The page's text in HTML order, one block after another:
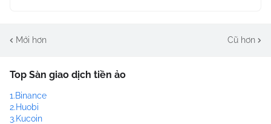
Mới hơn Cũ hơn
Top Sàn giao dịch tiền ảo
1.Binance
2.Huobi
3.Kucoin